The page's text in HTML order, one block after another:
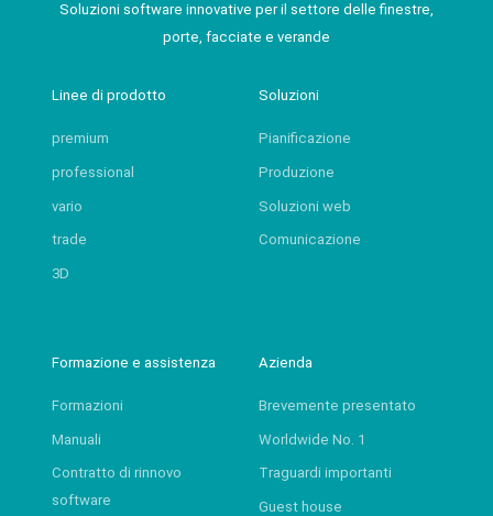
Soluzioni software innovative per il settore delle finestre,
porte, facciate e verande
Linee di prodotto
premium
professional
vario
trade
3D
Soluzioni
Pianificazione
Produzione
Soluzioni web
Comunicazione
Formazione e assistenza
Formazioni
Manuali
Contratto di rinnovo
software
Azienda
Brevemente presentato
Worldwide No. 1
Traguardi importanti
Guest house